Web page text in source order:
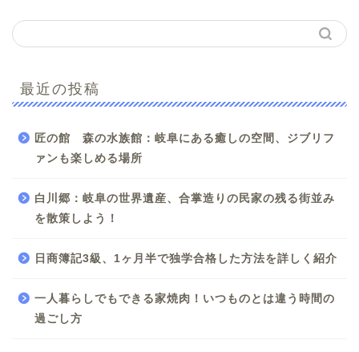
最近の投稿
匠の館 森の水族館：岐阜にある癒しの空間、ジブリフ
ァンも楽しめる場所
白川郷：岐阜の世界遺産、合掌造りの民家の残る街並み
を散策しよう！
日商簿記3級、1ヶ月半で独学合格した方法を詳しく紹介
一人暮らしでもできる家焼肉！いつものとは違う時間の
過ごし方